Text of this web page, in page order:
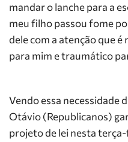
mandar o lanche para a
meu filho passou fome
dele com a atenção que
para mim e traumático
Vendo essa necessidade
Otávio (Republicanos)
projeto de lei nesta